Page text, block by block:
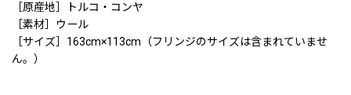
［原産地］トルコ・コンヤ
［素材］ウール
［サイズ］163cm×113cm（フリンジのサイズは含まれていませ
ん。）